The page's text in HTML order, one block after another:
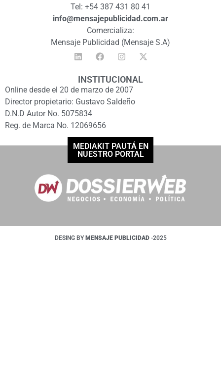
Tel: +54 387 431 80 41
info@mensajepublicidad.com.ar
Comercializa:
Mensaje Publicidad (Mensaje S.A)
INSTITUCIONAL
Online desde el 20 de marzo de 2007
Director propietario: Gustavo Saldeño
D.N.D Autor No. 5075834
Reg. de Marca No. 12069656
MEDIAKIT PAUTÁ EN
NUESTRO PORTAL
DESING BY MENSAJE PUBLICIDAD -2025